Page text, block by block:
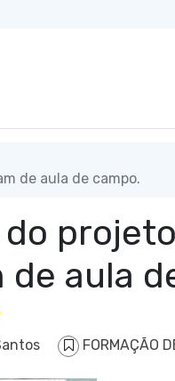
de aula de campo.
aula
FORMAÇÃO